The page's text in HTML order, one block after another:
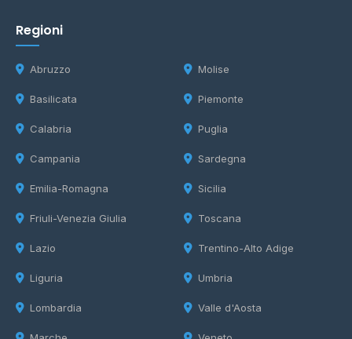
Regioni
Abruzzo
Basilicata
Calabria
Campania
Emilia-Romagna
Friuli-Venezia Giulia
Lazio
Liguria
Lombardia
Molise
Piemonte
Puglia
Sardegna
Sicilia
Toscana
Trentino-Alto Adige
Umbria
Valle d'Aosta